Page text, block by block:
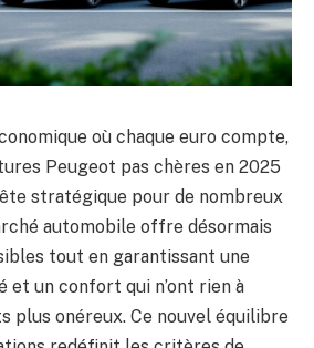
où chaque euro compte,
Peugeot pas chères en 2025
stratégique pour de nombreux
automobile offre désormais
tout en garantissant une
et un confort qui n’ont rien à
plus onéreux. Ce nouvel équilibre